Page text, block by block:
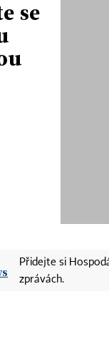
se
Přidejte si
zprávách.